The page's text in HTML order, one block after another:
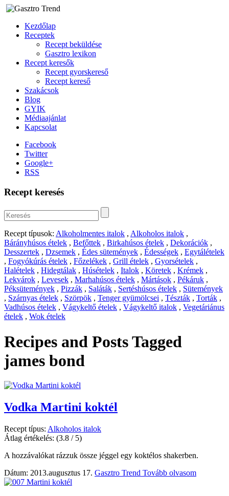
Kezdőlap
Receptek
Recept beküldése
Gasztro lexikon
Recept keresők
Recept gyorskereső
Recept kereső
Szakácsok
Blog
GYIK
Médiaajánlat
Kapcsolat
Facebook
Twitter
Google+
RSS
Recept keresés
Recept típusok: Alkoholmentes italok , Alkoholos italok ,
Bárányhúsos ételek , Befőttek , Birkahúsos ételek , Dekorációk ,
Desszertek , Dzsemek , Édes sütemények , Édességek , Egytálételek
, Fogyókúrás ételek , Főzelékek , Grill ételek , Gyorsételek ,
Halételek , Hidegtálak , Húsételek , Italok , Köretek , Krémek ,
Lekvárok , Levesek , Marhahúsos ételek , Mártások , Pékáruk ,
Péksütemények , Pizzák , Saláták , Sertéshúsos ételek , Sütemények
, Szárnyas ételek , Szörpök , Tenger gyümölcsei , Tészták , Torták ,
Vadhúsos ételek , Vágykeltő ételek , Vágykeltő italok , Vegetáriánus
ételek , Wok ételek
Recipes and Posts Tagged
james bond
Vodka Martini koktél
Recept típus: Alkoholos italok
Átlag értékelés: (3.8 / 5)
A hozzávalókat rázzuk össze jéggel egy koktélos shakerben.
Dátum: 2013.augusztus 17. Gasztro Trend Tovább olvasom